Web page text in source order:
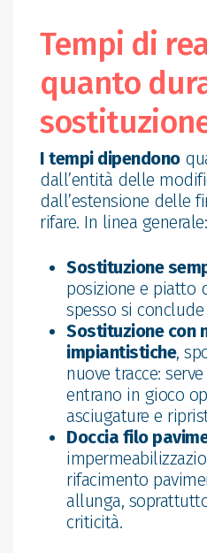
Tempi di
quanto
I tempi dipendono
dall’entità delle
dall’estensione delle
rifare. In linea generale:
Sostituzione
posizione e piatto
spesso si
Sostituzione con
impiantistiche,
nuove tracce:
entrano in gioco
asciugature e
Doccia filo
rifacimento
allunga,
criticità.